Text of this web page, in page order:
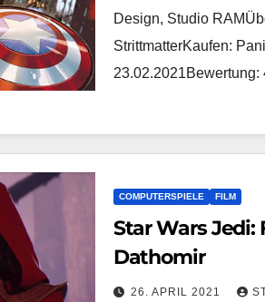
Design, Studio
StrittmatterKaufen:
23.02.2021Bewertung:
COMPUTERSPIELE FILM
Star Wars Jedi:
Dathomir
26. APRIL 2021